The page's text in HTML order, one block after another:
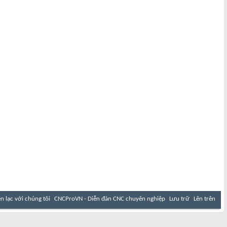
lạc với chúng tôi CNCProVN - Diễn đàn CNC chuyên nghiệp Lưu trữ Lên trên